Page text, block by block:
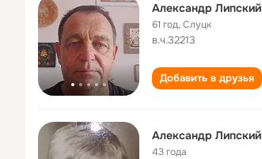
Александр Липский
61 год,Слуцк
в.ч.32213
Добавить в друзья
Александр Липский
43 года